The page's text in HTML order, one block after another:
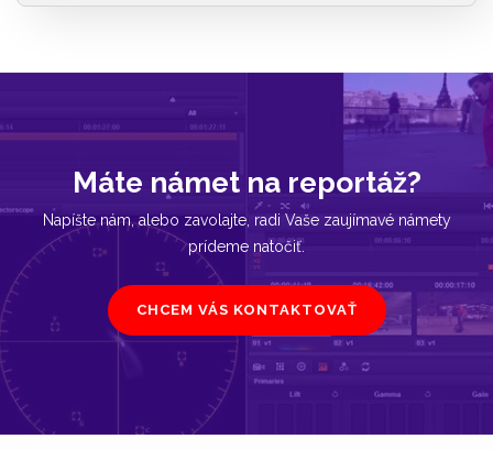
Máte námet na reportáž?
Napíšte nám, alebo zavolajte, radi Vaše zaujímavé námety
prídeme natočiť.
CHCEM VÁS KONTAKTOVAŤ